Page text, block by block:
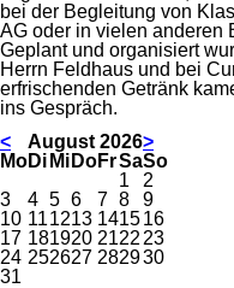
bei der Begleitung von
AG oder in vielen anderen
Geplant und organisiert
Herrn Feldhaus und bei
erfrischenden Getränk
ins Gespräch.
<
August 2026>
Montag
Dienstag
Mittwoch
Donnerstag
Freitag
Samstag
Sonntag
1
2
3
4 5 6 7 8
9
10 111213 141516
17 181920 2122 23
24 252627 282930
31